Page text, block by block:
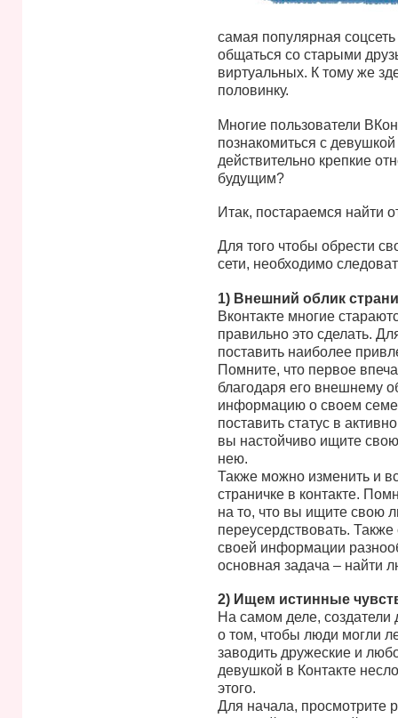
самая популярная
общаться со старыми
виртуальных. К тому же
половинку.
Многие пользователи
познакомиться с
действительно крепкие
будущим?
Итак, постараемся найти
Для того чтобы обрести
сети, необходимо
1) Внешний облик
Вконтакте многие
правильно это сделать.
поставить наиболее
Помните, что первое
благодаря его внешнему
информацию о своем
поставить статус в
вы настойчиво ищите
нею.
Также можно изменить и
страничке в контакте.
на то, что вы ищите свою
переусердствовать. Также
своей информации
основная задача – найти
2) Ищем истинные
На самом деле, создатели
о том, чтобы люди могли
заводить дружеские и
девушкой в Контакте
этого.
Для начала, просмотрите